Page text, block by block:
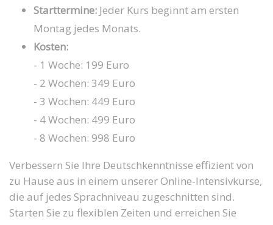
Starttermine:Jeder Kurs beginnt am ersten
Montag jedes Monats.
Kosten:
- 1 Woche: 199 Euro
- 2 Wochen: 349 Euro
- 3 Wochen: 449 Euro
- 4 Wochen: 499 Euro
- 8 Wochen: 998 Euro
Verbessern Sie Ihre Deutschkenntnisse effizient von
zu Hause aus in einem unserer Online-Intensivkurse,
die auf jedes Sprachniveau zugeschnitten sind.
Starten Sie zu flexiblen Zeiten und erreichen Sie